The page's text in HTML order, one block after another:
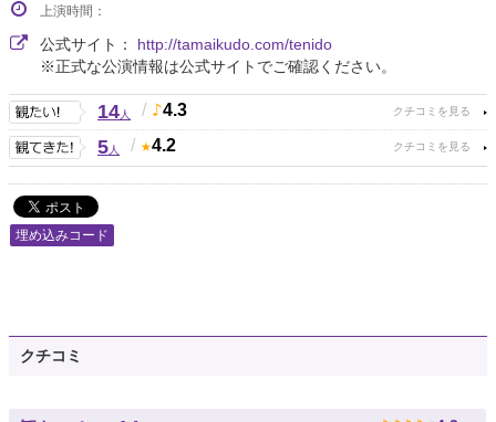
上演時間：
公式サイト： http://tamaikudo.com/tenido
※正式な公演情報は公式サイトでご確認ください。
14人 / 4.3
5人 / 4.2
埋め込みコード
クチコミ